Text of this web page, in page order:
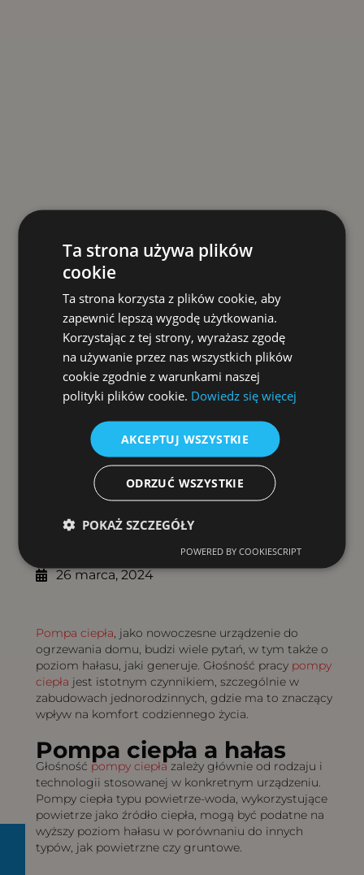
Spis treści
26 marca, 2024
Pompa ciepła, jako nowoczesne urządzenie do
ogrzewania domu, budzi wiele pytań, w tym także o
poziom hałasu, jaki generuje. Głośność pracy pompy
ciepła jest istotnym czynnikiem, szczególnie w
zabudowach jednorodzinnych, gdzie ma to znaczący
wpływ na komfort codziennego życia.
Pompa ciepła a hałas
Głośność pompy ciepłazależy głównie od rodzaju i
technologii stosowanej w konkretnym urządzeniu.
Pompy ciepła typu powietrze-woda, wykorzystujące
powietrze jako źródło ciepła, mogą być podatne na
wyższy poziom hałasu w porównaniu do innych
typów, jak powietrzne czy gruntowe.
Ta strona używa plików
cookie
Ta strona korzysta z plików cookie, aby
zapewnić lepszą wygodę użytkowania.
Korzystając z tej strony, wyrażasz zgodę
na używanie przez nas wszystkich plików
cookie zgodnie z warunkami naszej
polityki plików cookie. Dowiedz się więcej
AKCEPTUJ WSZYSTKIE
ODRZUĆ WSZYSTKIE
POKAŻ SZCZEGÓŁY
POWERED BY COOKIESCRIPT